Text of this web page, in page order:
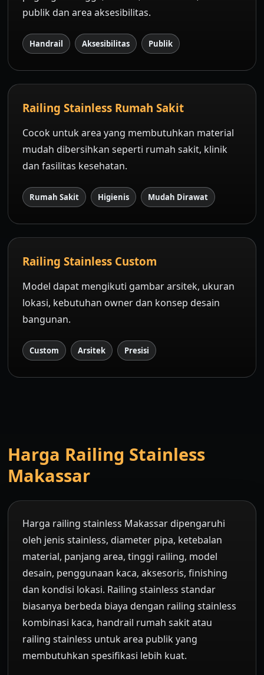
publik dan area aksesibilitas.
Handrail Aksesibilitas Publik
Railing Stainless Rumah Sakit
Cocok untuk area yang membutuhkan material
mudah dibersihkan seperti rumah sakit, klinik
dan fasilitas kesehatan.
Rumah Sakit Higienis Mudah Dirawat
Railing Stainless Custom
Model dapat mengikuti gambar arsitek, ukuran
lokasi, kebutuhan owner dan konsep desain
bangunan.
Custom Arsitek Presisi
Harga Railing Stainless
Makassar
Harga railing stainless Makassar dipengaruhi
oleh jenis stainless, diameter pipa, ketebalan
material, panjang area, tinggi railing, model
desain, penggunaan kaca, aksesoris, finishing
dan kondisi lokasi. Railing stainless standar
biasanya berbeda biaya dengan railing stainless
kombinasi kaca, handrail rumah sakit atau
railing stainless untuk area publik yang
membutuhkan spesifikasi lebih kuat.